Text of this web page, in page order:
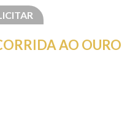
AO OURO